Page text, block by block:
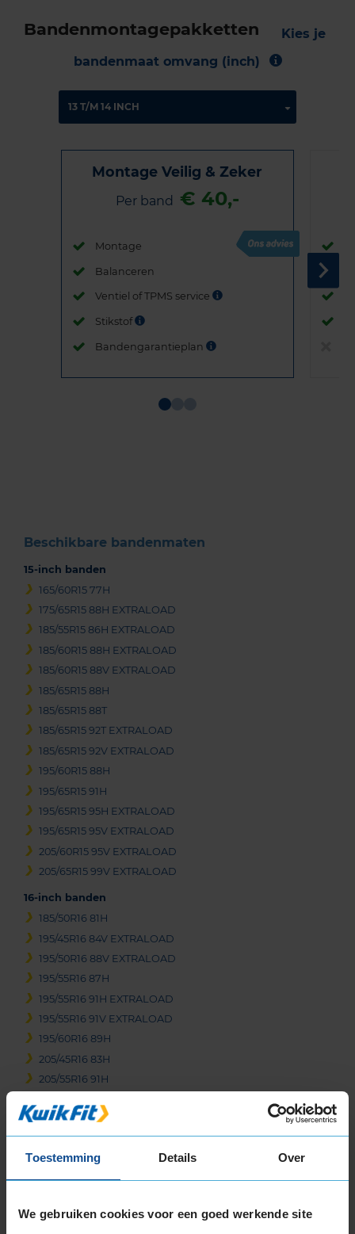
Toestemming Details Over
We gebruiken cookies voor een goed werkende site
Bandenmontagepakketten
Kies je
bandenmaat omvang (inch)
Montage Veilig & Zeker
Per band € 40,-
Montage
Balanceren
Ventiel of TPMS service
Stikstof
Bandengarantieplan
Beschikbare bandenmaten
15-inch banden
165/60R15 77H
175/65R15 88H EXTRALOAD
185/55R15 86H EXTRALOAD
185/60R15 88H EXTRALOAD
185/60R15 88V EXTRALOAD
185/65R15 88H
185/65R15 88T
185/65R15 92T EXTRALOAD
185/65R15 92V EXTRALOAD
195/60R15 88H
195/65R15 91H
195/65R15 95H EXTRALOAD
195/65R15 95V EXTRALOAD
205/60R15 95V EXTRALOAD
205/65R15 99V EXTRALOAD
16-inch banden
185/50R16 81H
195/45R16 84V EXTRALOAD
195/50R16 88V EXTRALOAD
195/55R16 87H
195/55R16 91H EXTRALOAD
195/55R16 91V EXTRALOAD
195/60R16 89H
205/45R16 83H
205/55R16 91H
205/55R16 94H EXTRALOAD
205/55R16 94V EXTRALOAD
205/55R16 94V EXTRALOAD RUNFLAT
205/60R16 96H EXTRALOAD
215/45R16 90V EXTRALOAD